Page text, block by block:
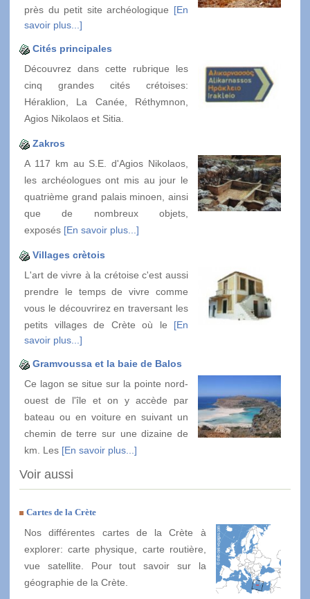
près du petit site archéologique [En
savoir plus...]
Cités principales
Découvrez dans cette rubrique les
cinq grandes cités crétoises:
Héraklion, La Canée, Réthymnon,
Agios Nikolaos et Sitia.
Zakros
A 117 km au S.E. d'Agios Nikolaos,
les archéologues ont mis au jour le
quatrième grand palais minoen, ainsi
que de nombreux objets,
exposés [En savoir plus...]
Villages crètois
L'art de vivre à la crétoise c'est aussi
prendre le temps de vivre comme
vous le découvrirez en traversant les
petits villages de Crète où le [En
savoir plus...]
Gramvoussa et la baie de Balos
Ce lagon se situe sur la pointe nord-
ouest de l'île et on y accède par
bateau ou en voiture en suivant un
chemin de terre sur une dizaine de
km. Les [En savoir plus...]
Voir aussi
Cartes de la Crète
Nos différentes cartes de la Crète à
explorer: carte physique, carte routière,
vue satellite. Pour tout savoir sur la
géographie de la Crète.